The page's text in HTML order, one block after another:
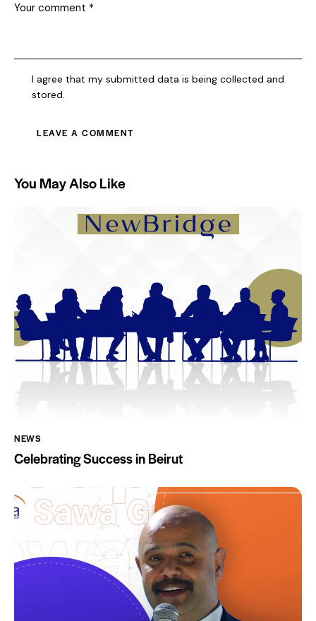
I agree that my submitted data is being collected and
stored.
You May Also Like
NEWS
Celebrating Success in Beirut